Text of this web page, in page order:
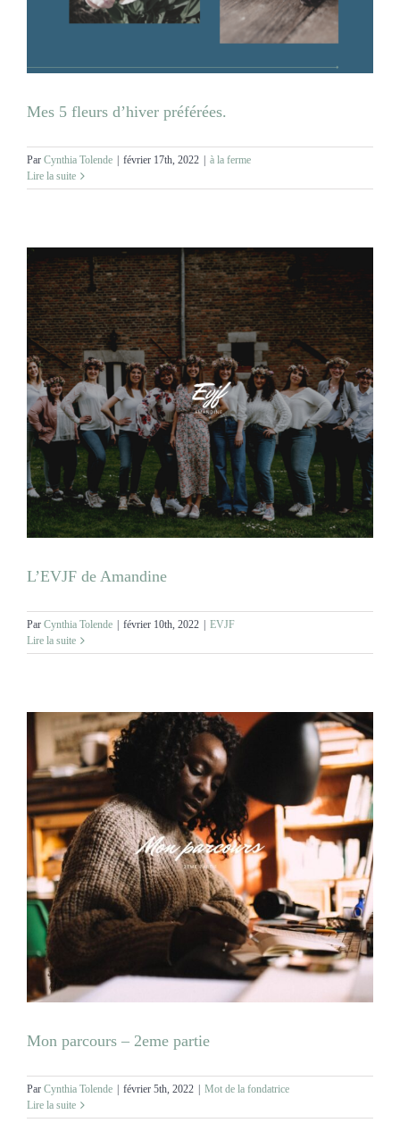
Mes 5 fleurs d’hiver préférées.
Par Cynthia Tolende | février 17th, 2022 | à la ferme
Lire la suite
L’EVJF de Amandine
Par Cynthia Tolende | février 10th, 2022 | EVJF
Lire la suite
Mon parcours – 2eme partie
Par Cynthia Tolende février 5th, 2022
Mot de la fondatrice
Lire la suite